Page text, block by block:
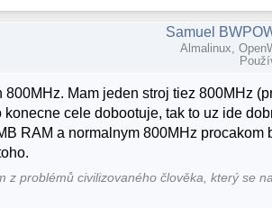
Samuel
Almalinux,
Mam jeden stroj tiez 800MHz
cele dobootuje, tak to uz ide
RAM a normalnym 800MHz procakom
z problémů civilizovaného člověka, který se